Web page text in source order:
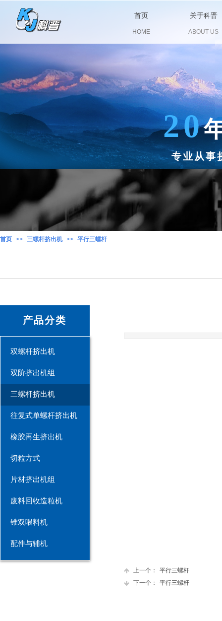
20
专业从事
首页 >> 三螺杆挤出机 >> 平行三螺杆
产品分类
上一个：
平行三螺杆
下一个：
平行三螺杆
双螺杆挤出机
双阶挤出机组
三螺杆挤出机
往复式单螺杆挤出机
橡胶再生挤出机
切粒方式
片材挤出机组
废料回收造粒机
锥双喂料机
配件与辅机
ABOUT US
首页 关于科晋
HOME